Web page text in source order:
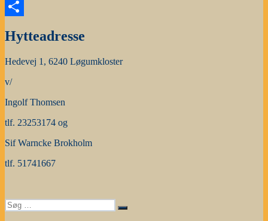
Email
Hytteadresse
Hedevej 1, 6240 Løgumkloster
v/
Ingolf Thomsen
tlf. 23253174 og
Sif Warncke Brokholm
tlf. 51741667
Søg
efter:
Søg